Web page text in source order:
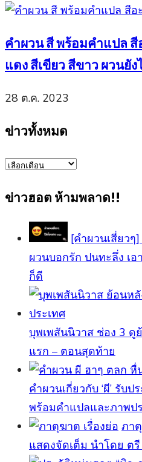
คำผวน สี พร้อมคำแปล สี
แดง สีเขียว สีขาว ผวนยัง
28 ต.ค. 2023
ข่าวทั้งหมด
ข่าว
ข่าวฮอต ห้ามพลาด!!
[คำผวนเสี่ยวๆ
ผวนบอกรัก ปนทะลึ่ง เอ
ก็ดี
บุพเพสันนิวาส ช่อง 3
แรก – ตอนสุดท้าย
คำผวนเกี่ยวกับ ‘ผี’ รับ
พร้อมคำแปลและภาพป
ภา
แสดงจัดเต็ม นำโดย ต